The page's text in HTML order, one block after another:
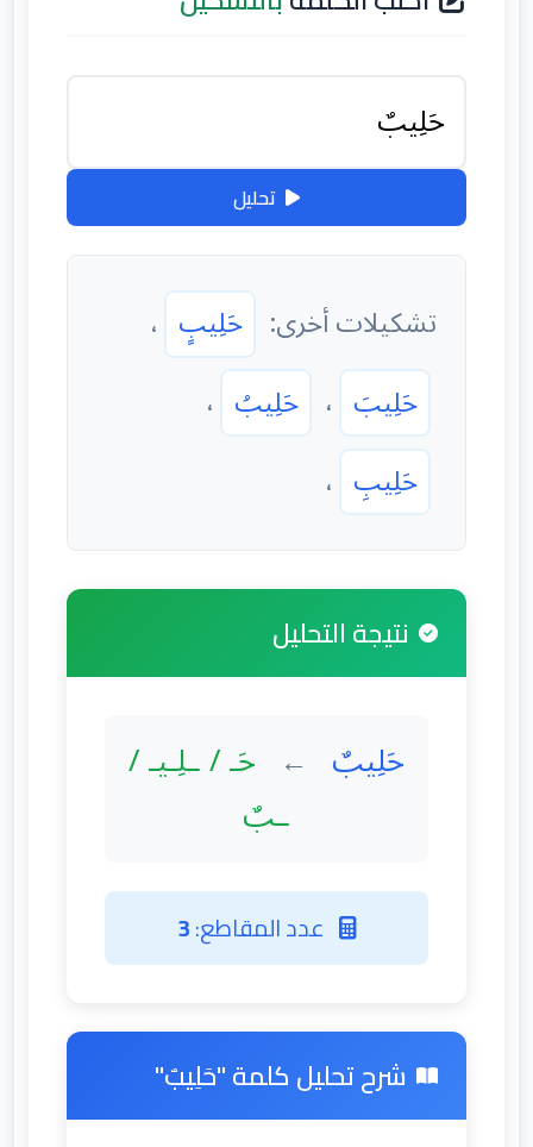
تحليل
تشكيلات أخرى: حَلِيبٍ ،
حَلِيبَ ، حَلِيبُ ،
حَلِيبِ ،
نتيجة التحليل
حَلِيبٌ ← حَـ / ـلِـيـ /
ـبٌ
عدد المقاطع:3
شرح تحليل كلمة "حَلِيبٌ"